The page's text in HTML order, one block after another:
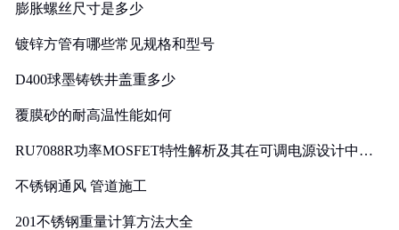
膨胀螺丝尺寸是多少
镀锌方管有哪些常见规格和型号
D400球墨铸铁井盖重多少
覆膜砂的耐高温性能如何
RU7088R功率MOSFET特性解析及其在可调电源设计中的
不锈钢通风 管道施工
201不锈钢重量计算方法大全